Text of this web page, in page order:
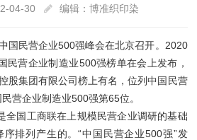
04-30 编辑：博准织印染
国民营企业500强峰会在北京召开。2020
民营企业制造业500强榜单在会上发布，
股集团有限公司榜上有名，位列中国民营
营企业制造业500强第65位。
全国工商联在上规模民营企业调研的基础
序排列产生的。“中国民营企业500强”发